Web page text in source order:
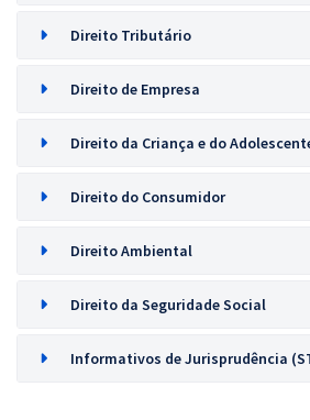
Direito Tributário
Direito de Empresa
Direito da Criança e do
Direito do Consumidor
Direito Ambiental
Direito da Seguridade Social
Informativos de Jurisprudência